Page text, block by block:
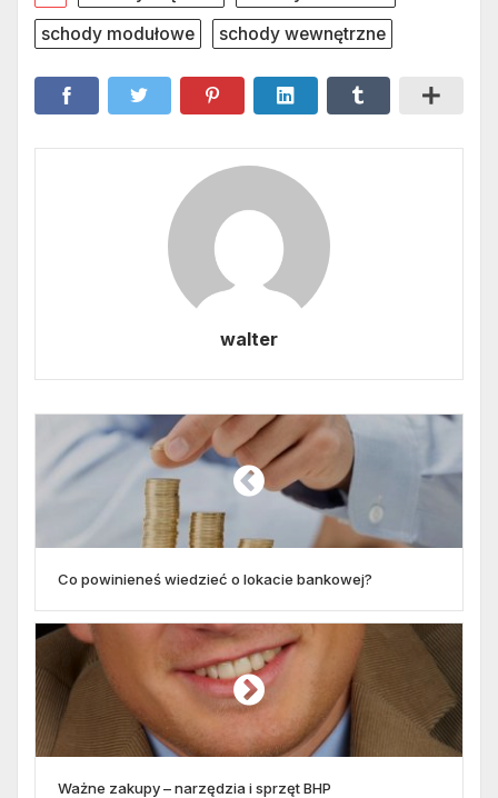
schody modułowe
schody wewnętrzne
walter
Co powinieneś wiedzieć o lokacie bankowej?
Ważne zakupy – narzędzia i sprzęt BHP